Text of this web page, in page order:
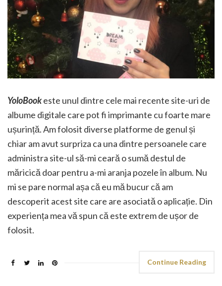
YoloBookeste unul dintre cele mai recente site-uri de
albume digitale care pot fi imprimante cu foarte mare
ușurință. Am folosit diverse platforme de genul și
chiar am avut surpriza ca una dintre persoanele care
administra site-ul să-mi ceară o sumă destul de
măricică doar pentru a-mi aranja pozele în album. Nu
mi se pare normal așa că eu mă bucur că am
descoperit acest site care are asociată o aplicație. Din
experiența mea vă spun că este extrem de ușor de
folosit.
Continue Reading